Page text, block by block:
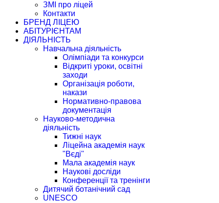
ЗМІ про ліцей
Контакти
БРЕНД ЛІЦЕЮ
АБІТУРІЄНТАМ
ДІЯЛЬНІСТЬ
Навчальна діяльність
Олімпіади та конкурси
Відкриті уроки, освітні
заходи
Організація роботи,
накази
Нормативно-правова
документація
Науково-методична
діяльність
Тижні наук
Ліцейна академія наук
"Вєді"
Мала академія наук
Наукові досліди
Конференції та тренінги
Дитячий ботанічний сад
UNESCO